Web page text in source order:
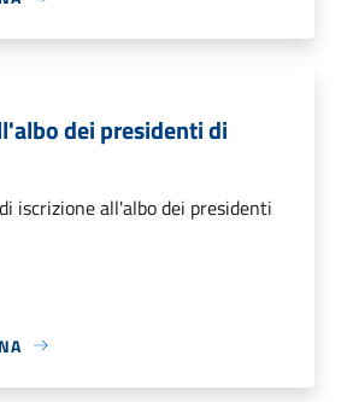
dei presidenti di
iscrizione all'albo dei presidenti